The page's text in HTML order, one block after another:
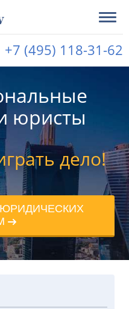
+7 (495) 118-31-62
юристы
дело!